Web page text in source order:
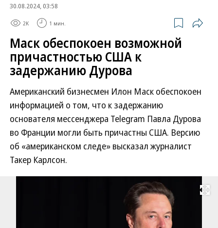
30.08.2024, 03:58
2K 1 мин.
Маск обеспокоен возможной
причастностью США к
задержанию Дурова
Американский бизнесмен Илон Маск обеспокоен
информацией о том, что к задержанию
основателя мессенджера Telegram Павла Дурова
во Франции могли быть причастны США. Версию
об «американском следе» высказал журналист
Такер Карлсон.
Развернуть